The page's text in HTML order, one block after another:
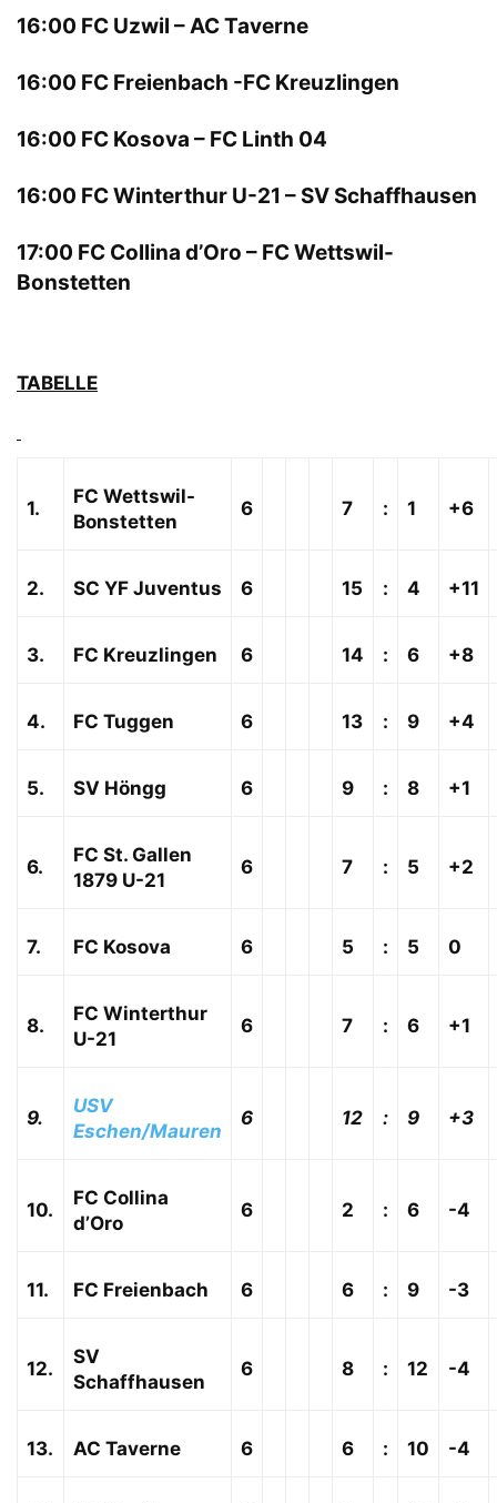
16:00 FC Uzwil – AC Taverne
16:00 FC Freienbach -FC Kreuzlingen
16:00 FC Kosova – FC Linth 04
16:00 FC Winterthur U-21 – SV Schaffhausen
17:00 FC Collina d’Oro – FC Wettswil-
Bonstetten
TABELLE
1.
FC Wettswil-
Bonstetten
6 7 : 1 +6
2. SC YF Juventus 6 15 : 4 +11
3. FC Kreuzlingen 6 14 : 6 +8
4. FC Tuggen 6 13 : 9 +4
5. SV Höngg 6 9 : 8 +1
6.
FC St. Gallen
1879 U-21
6 7 : 5 +2
7. FC Kosova 6 5 : 5 0
8.
FC Winterthur
U-21
6 7 : 6 +1
9.
USV
Eschen/Mauren
6 12 : 9 +3
10.
FC Collina
d’Oro
6 2 : 6 -4
11. FC Freienbach 6 6 : 9 -3
12.
SV
Schaffhausen
6 8 : 12 -4
13. AC Taverne 6 6 : 10 -4